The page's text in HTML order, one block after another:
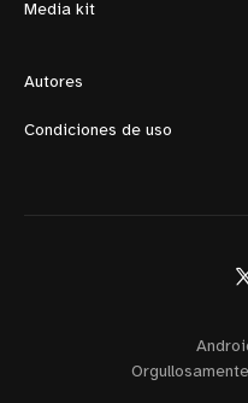
Media kit
Autores
Condiciones de uso